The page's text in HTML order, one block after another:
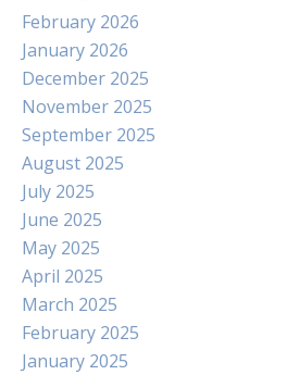
February 2026
January 2026
December 2025
November 2025
September 2025
August 2025
July 2025
June 2025
May 2025
April 2025
March 2025
February 2025
January 2025